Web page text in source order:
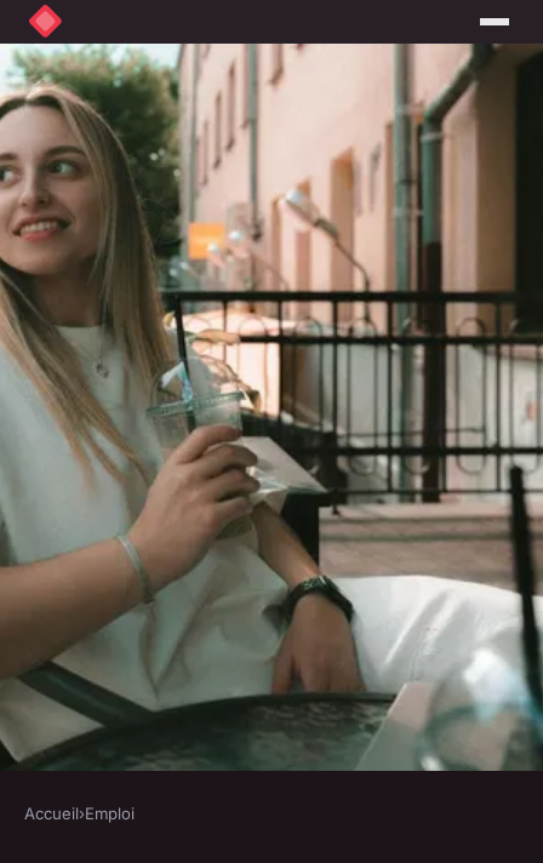
Accueil›Emploi